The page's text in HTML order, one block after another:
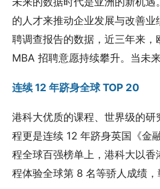
的人才来推动企业发展与改善
聘调查报告的数据，近三年来
MBA 招聘意愿持续攀升。当未
连续 12 年跻身全球 TOP 20
港科大优质的课程、世界级的
程更是连续 12 年跻身英国《金
程全球百强榜单上，港科大以
程体验全球第 8 名等骄人成绩